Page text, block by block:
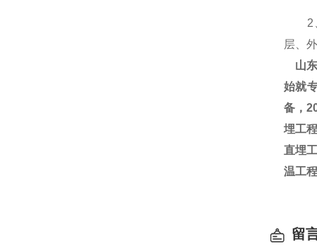
2、
层、
山东
始就
备，
埋工
直埋
温工
留